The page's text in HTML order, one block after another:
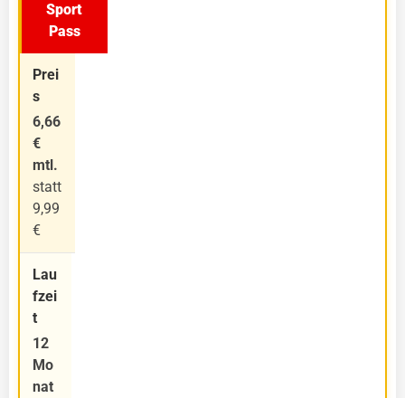
Sport
Pass
6,66
€
mtl.
statt
9,99
€
12
Mo
nat